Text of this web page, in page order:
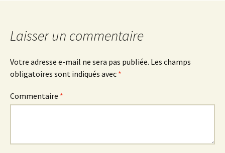
Laisser un commentaire
Votre adresse e-mail ne sera pas publiée. Les champs
obligatoires sont indiqués avec *
Commentaire *